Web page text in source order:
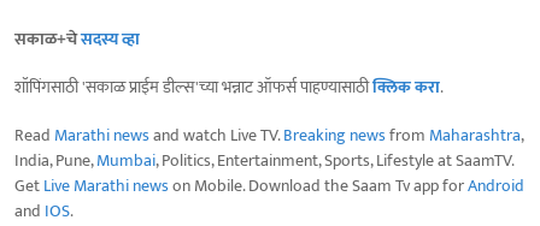
सकाळ+चेसदस्य व्हा
शॉपिंगसाठी 'सकाळ प्राईम डील्स'च्या भन्नाट ऑफर्स पाहण्यासाठीक्लिक करा.
Read Marathi newsand watch Live TV.Breaking newsfrom Maharashtra,
India, Pune,Mumbai, Politics, Entertainment, Sports, Lifestyle at SaamTV.
GetLive Marathi newson Mobile. Download the Saam Tv app forAndroid
and IOS.